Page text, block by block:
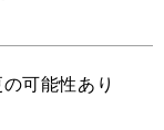
可能性あり